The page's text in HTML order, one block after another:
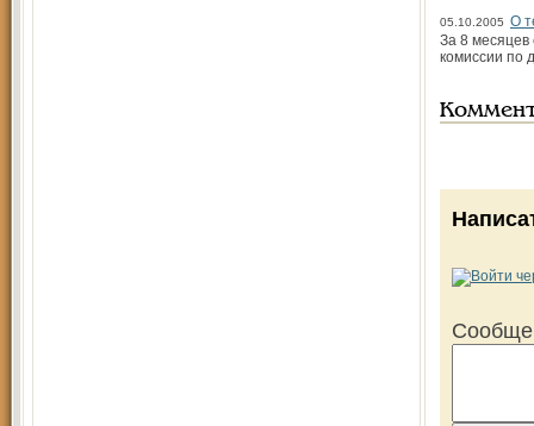
05.10.2005 О
За 8 месяцев
комиссии по